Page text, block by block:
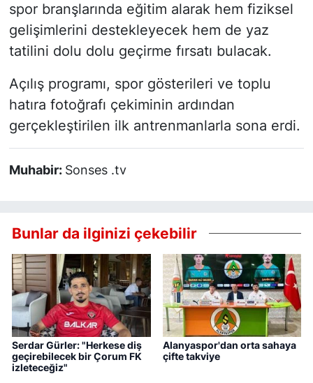
spor branşlarında eğitim alarak hem fiziksel
gelişimlerini destekleyecek hem de yaz
tatilini dolu dolu geçirme fırsatı bulacak.
Açılış programı, spor gösterileri ve toplu
hatıra fotoğrafı çekiminin ardından
gerçekleştirilen ilk antrenmanlarla sona erdi.
Muhabir: Sonses .tv
Bunlar da ilginizi çekebilir
Serdar Gürler: "Herkese diş
geçirebilecek bir Çorum FK
izleteceğiz"
Alanyaspor'dan orta sahaya
çifte takviye